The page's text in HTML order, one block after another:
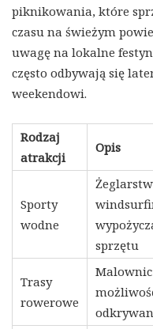
piknikowania, które
czasu na świeżym
uwagę na lokalne
często odbywają się
weekendowi.
Rodzaj
atrakcji
Opis
Sporty
wodne
sprzętu
Trasy
rowerowe